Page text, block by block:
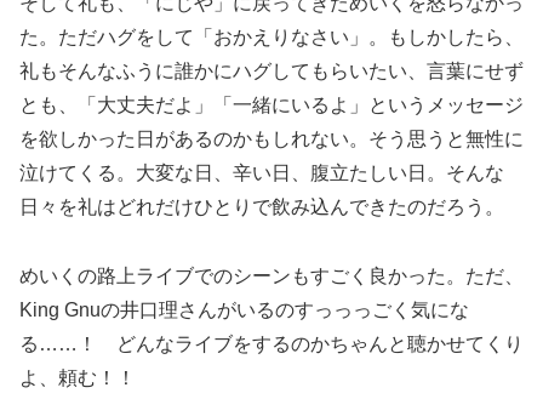
た。ただハグをして「おかえりなさい」。もしかしたら、
礼もそんなふうに誰かにハグしてもらいたい、言葉にせず
とも、「大丈夫だよ」「一緒にいるよ」というメッセージ
を欲しかった日があるのかもしれない。そう思うと無性に
泣けてくる。大変な日、辛い日、腹立たしい日。そんな
日々を礼はどれだけひとりで飲み込んできたのだろう。
めいくの路上ライブでのシーンもすごく良かった。ただ、
King Gnuの井口理さんがいるのすっっっごく気にな
る……！ どんなライブをするのかちゃんと聴かせてくり
よ、頼む！！